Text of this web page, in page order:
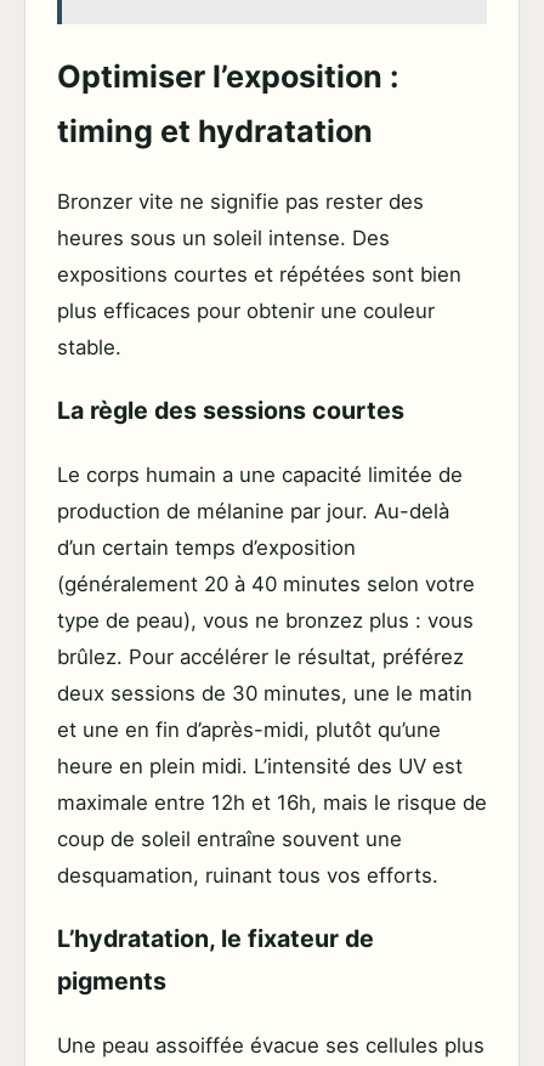
Optimiser l’exposition :
timing et hydratation
Bronzer vite ne signifie pas rester des
heures sous un soleil intense. Des
expositions courtes et répétées sont bien
plus efficaces pour obtenir une couleur
stable.
La règle des sessions courtes
Le corps humain a une capacité limitée de
production de mélanine par jour. Au-delà
d’un certain temps d’exposition
(généralement 20 à 40 minutes selon votre
type de peau), vous ne bronzez plus : vous
brûlez. Pour accélérer le résultat, préférez
deux sessions de 30 minutes, une le matin
et une en fin d’après-midi, plutôt qu’une
heure en plein midi. L’intensité des UV est
maximale entre 12h et 16h, mais le risque de
coup de soleil entraîne souvent une
desquamation, ruinant tous vos efforts.
L’hydratation, le fixateur de
pigments
Une peau assoiffée évacue ses cellules plus